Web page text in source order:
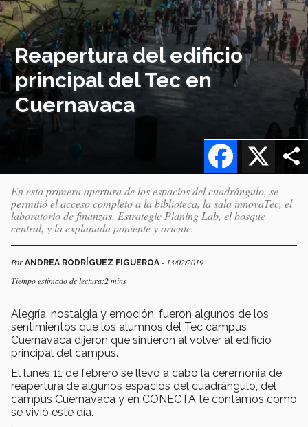
Reapertura del edificio
principal del Tec en
Cuernavaca
X
Facebook
En esta primera apertura de los espacios del cuadrángulo, se
permitió el acceso completo a la biblioteca, la sala innovaTec, el
laboratorio de finanzas, Estrategic Planing Lab, el bosque
central, y la explanada poniente y oriente.
Por ANDREA RODRÍGUEZ FIGUEROA - 13/02/2019
Tiempo estimado de lectura:2 mins
Alegría, nostalgia y emoción, fueron algunos de los
sentimientos que los alumnos del Tec campus
Cuernavaca dijeron que sintieron al volver al edificio
principal del campus.
El lunes 11 de febrero se llevó a cabo la ceremonia de
reapertura de algunos espacios del cuadrángulo, del
campus Cuernavaca y en CONECTA te contamos como
se vivió este día.